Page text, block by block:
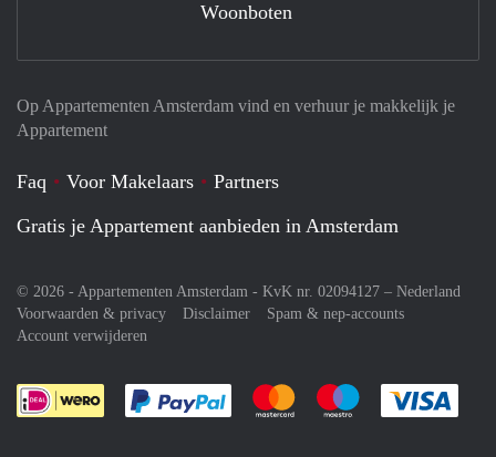
Op Appartementen Amsterdam vind en verhuur je makkelijk je
Appartement
Faq Voor Makelaars
Partners
Gratis je Appartement aanbieden in Amsterdam
© 2026 - Appartementen Amsterdam - KvK nr. 02094127 – Nederland
Voorwaarden & privacy
Disclaimer
Spam & nep-accounts
Account verwijderen
Je rekent gemakkelijk af met Paypal
Je rekent gemakkelijk af met
Je rekent
Woonboten